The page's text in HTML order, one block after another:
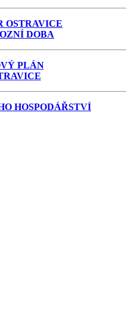
OSTRAVICE
DOBA
PLÁN
HOSPODÁŘSTVÍ